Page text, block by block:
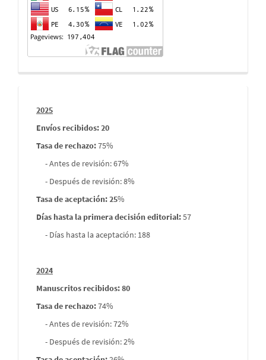
envios
2025
Envíos recibidos: 20
Tasa de rechazo:75%
- Antes de revisión: 67%
- Después de revisión: 8%
Tasa de aceptación: 25%
Días hasta la primera decisión editorial:57
- Días hasta la aceptación: 188
2024
Manuscritos recibidos: 80
Tasa de rechazo:74%
- Antes de revisión: 72%
- Después de revisión: 2%